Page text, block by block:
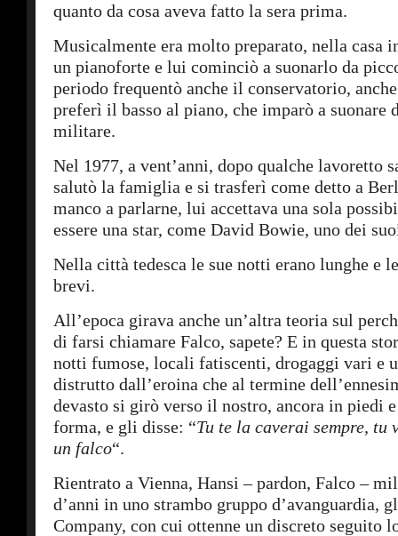
quanto da cosa aveva fatto la sera prima.
Musicalmente era molto preparato, nella casa
un pianoforte e lui cominciò a suonarlo da
periodo frequentò anche il conservatorio,
preferì il basso al piano, che imparò a suonare
militare.
Nel 1977, a vent’anni, dopo qualche lavoretto
salutò la famiglia e si trasferì come detto a
manco a parlarne, lui accettava una sola
essere una star, come David Bowie, uno dei
Nella città tedesca le sue notti erano lunghe e
brevi.
All’epoca girava anche un’altra teoria sul
di farsi chiamare Falco, sapete? E in questa
notti fumose, locali fatiscenti, drogaggi vari e
distrutto dall’eroina che al termine
devasto si girò verso il nostro, ancora in piedi
forma, e gli disse: “Tu te la caverai sempre, tu
un falco“.
Rientrato a Vienna, Hansi – pardon, Falco –
d’anni in uno strambo gruppo d’avanguardia,
Company, con cui ottenne un discreto seguito